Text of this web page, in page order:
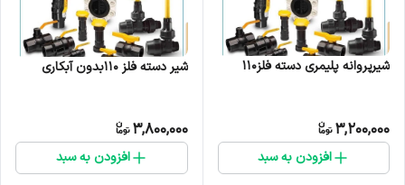
شیرپروانه پلیمری دسته فلز110
3,200,000
افزودن به سبد
شیر دسته فلز 110بدون آبکاری
3,800,000
افزودن به سبد